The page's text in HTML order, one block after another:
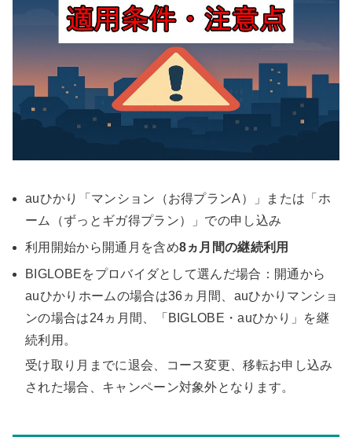
auひかり「マンション（お得プランA）」または「ホ
ーム（ずっとギガ得プラン）」での申し込み
利用開始から開通月を含め8ヵ月間の継続利用
BIGLOBEをプロバイダとして選んだ場合：開通から
auひかりホームの場合は36ヵ月間、auひかりマンショ
ンの場合は24ヵ月間、「BIGLOBE・auひかり」を継
続利用。
受け取り月までに退会、コース変更、移転お申し込み
された場合、キャンペーン対象外となります。